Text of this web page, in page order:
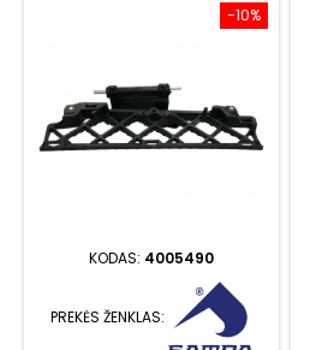
−10%
KODAS: 4005490
PREKĖS ŽENKLAS: